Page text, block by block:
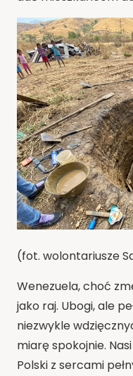
(fot. wolontariusze
Wenezuela, choć
jako raj. Ubogi, ale
niezwykle
miarę spokojnie.
Polski z sercami